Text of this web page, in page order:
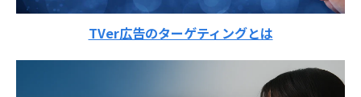
TVer広告のターゲティングとは